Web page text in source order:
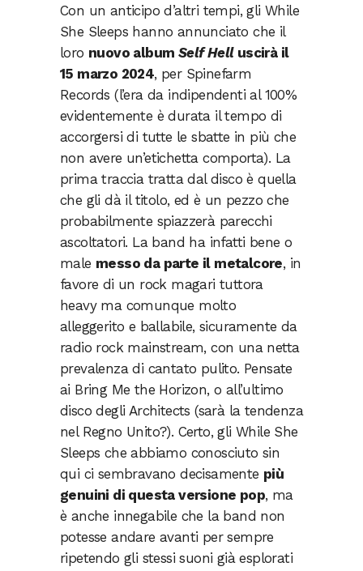
Con un anticipo d’altri tempi, gli While
She Sleeps hanno annunciato che il
loro nuovo album Self Helluscirà il
15 marzo 2024, per Spinefarm
Records (l’era da indipendenti al 100%
evidentemente è durata il tempo di
accorgersi di tutte le sbatte in più che
non avere un’etichetta comporta). La
prima traccia tratta dal disco è quella
che gli dà il titolo, ed è un pezzo che
probabilmente spiazzerà parecchi
ascoltatori. La band ha infatti bene o
male messo da parte il metalcore, in
favore di un rock magari tuttora
heavy ma comunque molto
alleggerito e ballabile, sicuramente da
radio rock mainstream, con una netta
prevalenza di cantato pulito. Pensate
ai Bring Me the Horizon, o all’ultimo
disco degli Architects (sarà la tendenza
nel Regno Unito?). Certo, gli While She
Sleeps che abbiamo conosciuto sin
qui ci sembravano decisamente più
genuini di questa versione pop, ma
è anche innegabile che la band non
potesse andare avanti per sempre
ripetendo gli stessi suoni già esplorati